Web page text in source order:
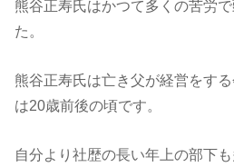
熊谷正寿氏はかつて多くの苦労
た。
熊谷正寿氏は亡き父が経営をす
は20歳前後の頃です。
自分より社歴の長い年上の部下